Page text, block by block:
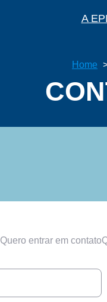
A
Home
Quero entrar em contato